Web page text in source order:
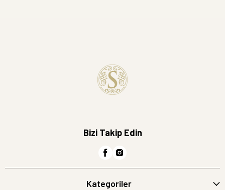
Bizi Takip Edin
Kategoriler